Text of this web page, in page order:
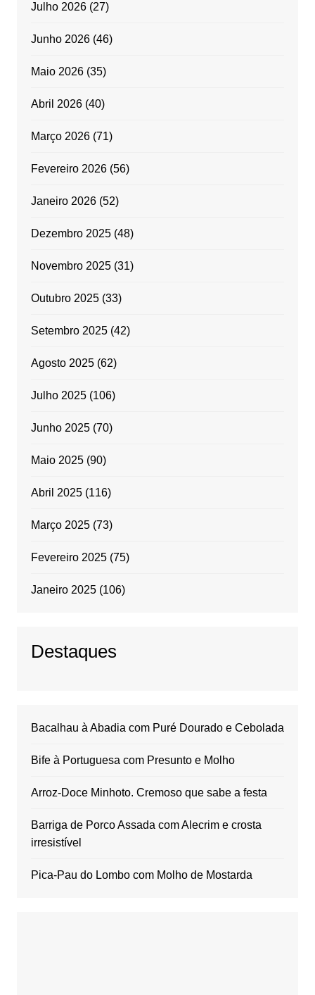
Julho 2026(27)
Junho 2026(46)
Maio 2026(35)
Abril 2026(40)
Março 2026(71)
Fevereiro 2026(56)
Janeiro 2026(52)
Dezembro 2025(48)
Novembro 2025(31)
Outubro 2025(33)
Setembro 2025(42)
Agosto 2025(62)
Julho 2025(106)
Junho 2025(70)
Maio 2025(90)
Abril 2025(116)
Março 2025(73)
Fevereiro 2025(75)
Janeiro 2025(106)
Destaques
Bacalhau à Abadia com Puré Dourado e Cebolada
Bife à Portuguesa com Presunto e Molho
Arroz-Doce Minhoto. Cremoso que sabe a festa
Barriga de Porco Assada com Alecrim e crosta
irresistível
Pica-Pau do Lombo com Molho de Mostarda